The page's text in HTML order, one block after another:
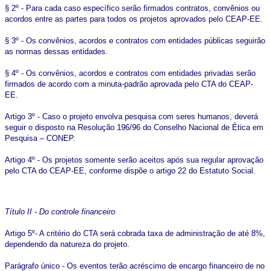
§ 2º - Para cada caso específico serão firmados contratos, convênios ou
acordos entre as partes para todos os projetos aprovados pelo CEAP-EE.
§ 3º - Os convênios, acordos e contratos com entidades públicas seguirão
as normas dessas entidades.
§ 4º - Os convênios, acordos e contratos com entidades privadas serão
firmados de acordo com a minuta-padrão aprovada pelo CTA do CEAP-
EE.
Artigo 3º - Caso o projeto envolva pesquisa com seres humanos, deverá
seguir o disposto na Resolução 196/96 do Conselho Nacional de Ética em
Pesquisa – CONEP.
Artigo 4º - Os projetos somente serão aceitos após sua regular aprovação
pelo CTA do CEAP-EE, conforme dispõe o artigo 22 do Estatuto Social.
Título II - Do controle financeiro
Artigo 5º- A critério do CTA será cobrada taxa de administração de até 8%,
dependendo da natureza do projeto.
Parágrafo único - Os eventos terão acréscimo de encargo financeiro de no